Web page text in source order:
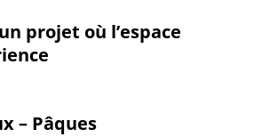
projet où l’espace
– Pâques